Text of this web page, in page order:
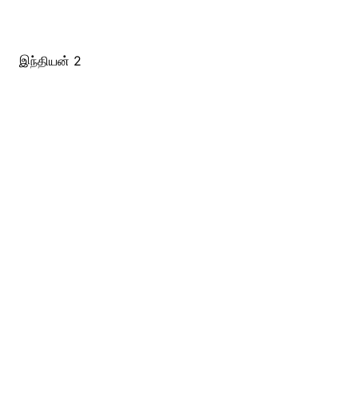
இந்தியன் 2